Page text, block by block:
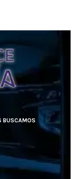
BUSCAMOS